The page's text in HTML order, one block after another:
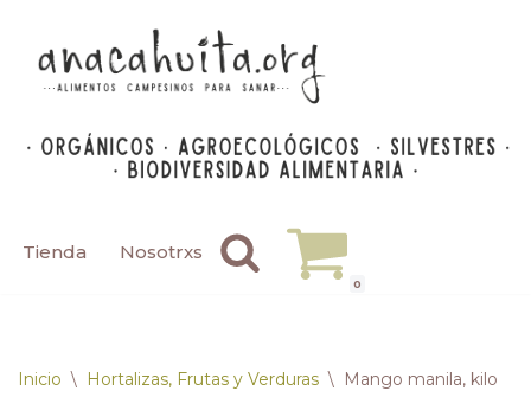
Saltar
Tienda Nosotrxs
0
Inicio \ Hortalizas, Frutas y Verduras \ Mango manila, kilo